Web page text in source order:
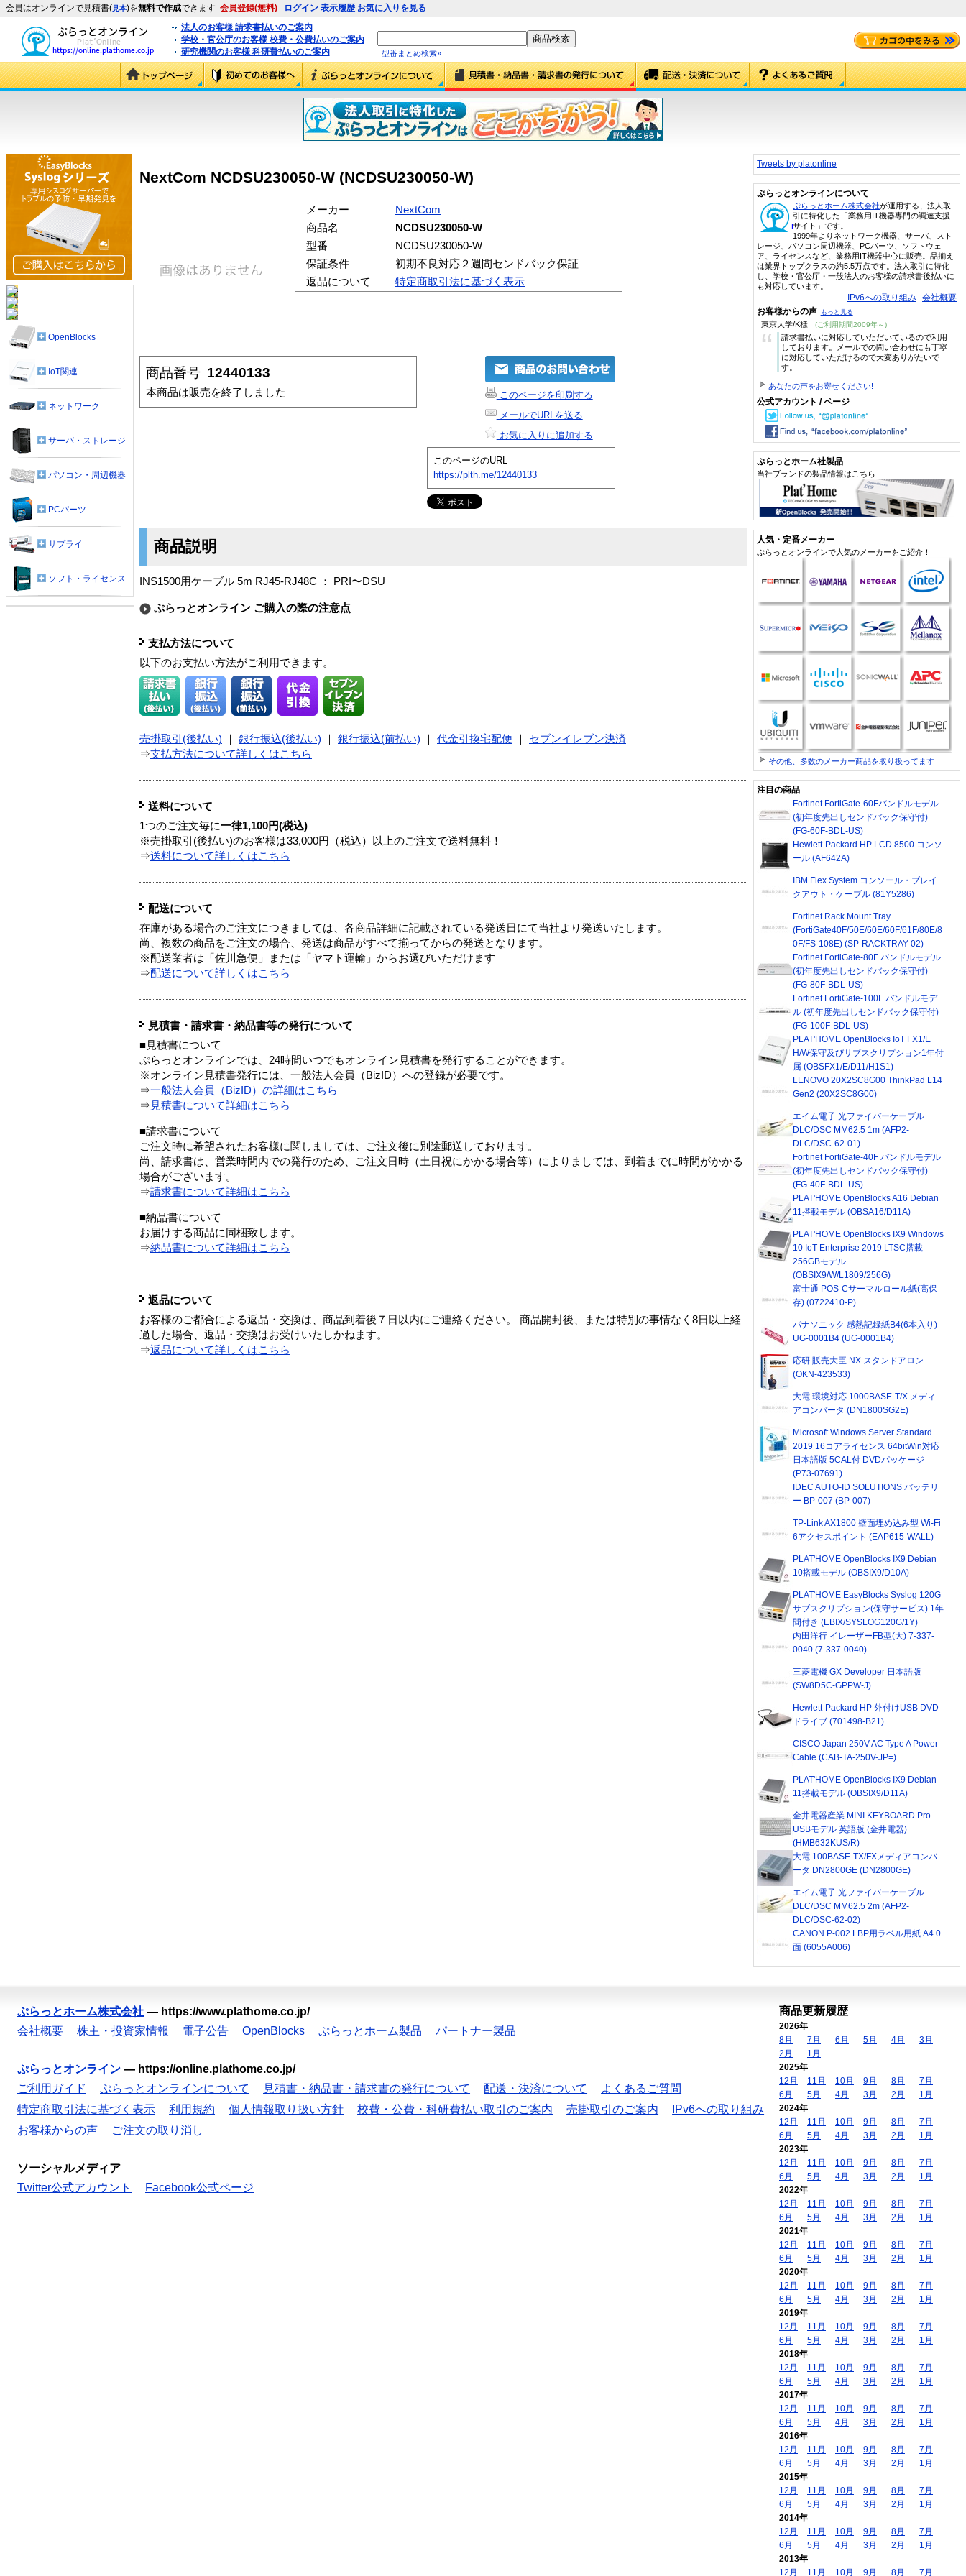
会員はオンラインで見積書(見本)を無料で作成できます 会員登録(無料) ログイン 表示履歴 お気に入りを見る
法人のお客様 請求書払いのご案内
学校・官公庁のお客様 校費・公費払いのご案内
研究機関のお客様 科研費払いのご案内
型番まとめ検索»
NextCom NCDSU230050-W (NCDSU230050-W)
メーカー
NextCom
商品名
NCDSU230050-W
型番
NCDSU230050-W
保証条件
初期不良対応２週間センドバック保証
返品について
特定商取引法に基づく表示
商品番号 12440133
本商品は販売を終了しました
このページを印刷する
メールでURLを送る
お気に入りに追加する
このページのURL
https://plth.me/12440133
商品説明
INS1500用ケーブル 5m RJ45-RJ48C ： PRI〜DSU
ぷらっとオンライン ご購入の際の注意点
支払方法について
以下のお支払い方法がご利用できます。
売掛取引(後払い) 銀行振込(後払い) 銀行振込(前払い) 代金引換宅配便
セブンイレブン決済
⇒支払方法について詳しくはこちら
送料について
1つのご注文毎に一律1,100円(税込)
※売掛取引(後払い)のお客様は33,000円（税込）以上のご注文で送料無料！
⇒送料について詳しくはこちら
配送について
在庫がある場合のご注文につきましては、各商品詳細に記載されている発送日にて当社より発送いたします。
尚、複数の商品をご注文の場合、発送は商品がすべて揃ってからの発送となります。
※配送業者は「佐川急便」または「ヤマト運輸」からお選びいただけます
⇒配送について詳しくはこちら
見積書・請求書・納品書等の発行について
■見積書について
ぷらっとオンラインでは、24時間いつでもオンライン見積書を発行することができます。
※オンライン見積書発行には、一般法人会員（BizID）への登録が必要です。
⇒一般法人会員（BizID）の詳細はこちら
⇒ 見積書について詳細はこちら
■請求書について
ご注文時に希望されたお客様に関しましては、ご注文後に別途郵送しております。
尚、請求書は、営業時間内での発行のため、ご注文日時（土日祝にかかる場合等）によりましては、到着までに時間がかかる
場合がございます。
⇒請求書について詳細はこちら
■納品書について
お届けする商品に同梱致します。
⇒納品書について詳細はこちら
返品について
お客様のご都合による返品・交換は、商品到着後７日以内にご連絡ください。 商品開封後、または特別の事情なく8日以上経
過した場合、返品・交換はお受けいたしかねます。
⇒返品について詳しくはこちら
OpenBlocks
IoT関連
ネットワーク
サーバ・ストレージ
パソコン・周辺機器
PCパーツ
サプライ
ソフト・ライセンス
Tweets by platonline
ぷらっとオンラインについて
ぷらっとホーム株式会社が運用する、法人取
引に特化した「業務用IT機器専門の調達支援
サイト」です。
1999年よりネットワーク機器、サーバ、スト
レージ、パソコン周辺機器、PCパーツ、ソフトウェ
ア、ライセンスなど、業務用IT機器中心に販売。品揃え
は業界トップクラスの約5.5万点です。法人取引に特化
し、学校・官公庁・一般法人のお客様の請求書後払いに
も対応しています。
IPv6への取り組み 会社概要
お客様からの声 もっと見る
東京大学/K様 (ご利用期間2009年～)
“
請求書払いに対応していただいているので利用
しております。メールでの問い合わせにも丁寧
に対応していただけるので大変ありがたいで
す。
あなたの声をお寄せください!
公式アカウント / ページ
ぷらっとホーム社製品
当社ブランドの製品情報はこちら
人気・定番メーカー
ぷらっとオンラインで人気のメーカーをご紹介！
その他、多数のメーカー商品を取り扱ってます
注目の商品
Fortinet FortiGate-60Fバンドルモデル
(初年度先出しセンドバック保守付)
(FG-60F-BDL-US)
Hewlett-Packard HP LCD 8500 コンソ
ール (AF642A)
IBM Flex System コンソール・ブレイ
クアウト・ケーブル (81Y5286)
Fortinet Rack Mount Tray
(FortiGate40F/50E/60E/60F/61F/80E/8
0F/FS-108E) (SP-RACKTRAY-02)
Fortinet FortiGate-80F バンドルモデル
(初年度先出しセンドバック保守付)
(FG-80F-BDL-US)
Fortinet FortiGate-100F バンドルモデ
ル (初年度先出しセンドバック保守付)
(FG-100F-BDL-US)
PLAT'HOME OpenBlocks IoT FX1/E
H/W保守及びサブスクリプション1年付
属 (OBSFX1/E/D11/H1S1)
LENOVO 20X2SC8G00 ThinkPad L14
Gen2 (20X2SC8G00)
エイム電子 光ファイバーケーブル
DLC/DSC MM62.5 1m (AFP2-
DLC/DSC-62-01)
Fortinet FortiGate-40F バンドルモデル
(初年度先出しセンドバック保守付)
(FG-40F-BDL-US)
PLAT'HOME OpenBlocks A16 Debian
11搭載モデル (OBSA16/D11A)
PLAT'HOME OpenBlocks IX9 Windows
10 IoT Enterprise 2019 LTSC搭載
256GBモデル
(OBSIX9/W/L1809/256G)
富士通 POS-Cサーマルロール紙(高保
存) (0722410-P)
パナソニック 感熱記録紙B4(6本入り)
UG-0001B4 (UG-0001B4)
応研 販売大臣 NX スタンドアロン
(OKN-423533)
大電 環境対応 1000BASE-T/X メディ
アコンバータ (DN1800SG2E)
Microsoft Windows Server Standard
2019 16コアライセンス 64bitWin対応
日本語版 5CAL付 DVDパッケージ
(P73-07691)
IDEC AUTO-ID SOLUTIONS バッテリ
ー BP-007 (BP-007)
TP-Link AX1800 壁面埋め込み型 Wi-Fi
6アクセスポイント (EAP615-WALL)
PLAT'HOME OpenBlocks IX9 Debian
10搭載モデル (OBSIX9/D10A)
PLAT'HOME EasyBlocks Syslog 120G
サブスクリプション(保守サービス) 1年
間付き (EBIX/SYSLOG120G/1Y)
内田洋行 イレーザーFB型(大) 7-337-
0040 (7-337-0040)
三菱電機 GX Developer 日本語版
(SW8D5C-GPPW-J)
Hewlett-Packard HP 外付けUSB DVD
ドライブ (701498-B21)
CISCO Japan 250V AC Type A Power
Cable (CAB-TA-250V-JP=)
PLAT'HOME OpenBlocks IX9 Debian
11搭載モデル (OBSIX9/D11A)
金井電器産業 MINI KEYBOARD Pro
USBモデル 英語版 (金井電器)
(HMB632KUS/R)
大電 100BASE-TX/FXメディアコンバ
ータ DN2800GE (DN2800GE)
エイム電子 光ファイバーケーブル
DLC/DSC MM62.5 2m (AFP2-
DLC/DSC-62-02)
CANON P-002 LBP用ラベル用紙 A4 0
面 (6055A006)
ぷらっとホーム株式会社 — https://www.plathome.co.jp/
会社概要
株主・投資家情報 電子公告 OpenBlocks ぷらっとホーム製品 パートナー製品
ぷらっとオンライン — https://online.plathome.co.jp/
ご利用ガイド
ぷらっとオンラインについて 見積書・納品書・請求書の発行について 配送・決済について
よくあるご質問
特定商取引法に基づく表示
利用規約 個人情報取り扱い方針 校費・公費・科研費払い取引のご案内 売掛取引のご案内
IPv6への取り組み
お客様からの声
ご注文の取り消し
ソーシャルメディア
Twitter公式アカウント
Facebook公式ページ
商品更新履歴
2026年
8月
7月 6月 5月 4月
3月
2月
1月
2025年
12月
11月 10月 9月 8月
7月
6月
5月 4月 3月 2月
1月
2024年
12月
11月 10月 9月 8月
7月
6月
5月 4月 3月 2月
1月
2023年
12月
11月 10月 9月 8月
7月
6月
5月 4月 3月 2月
1月
2022年
12月
11月 10月 9月 8月
7月
6月
5月 4月 3月 2月
1月
2021年
12月
11月 10月 9月 8月
7月
6月
5月 4月 3月 2月
1月
2020年
12月
11月 10月 9月 8月
7月
6月
5月 4月 3月 2月
1月
2019年
12月
11月 10月 9月 8月
7月
6月
5月 4月 3月 2月
1月
2018年
12月
11月 10月 9月 8月
7月
6月
5月 4月 3月 2月
1月
2017年
12月
11月 10月 9月 8月
7月
6月
5月 4月 3月 2月
1月
2016年
12月
11月 10月 9月 8月
7月
6月
5月 4月 3月 2月
1月
2015年
12月
11月 10月 9月 8月
7月
6月
5月 4月 3月 2月
1月
2014年
12月
11月 10月 9月 8月
7月
6月
5月 4月 3月 2月
1月
2013年
12月
11月 10月 9月 8月 7月